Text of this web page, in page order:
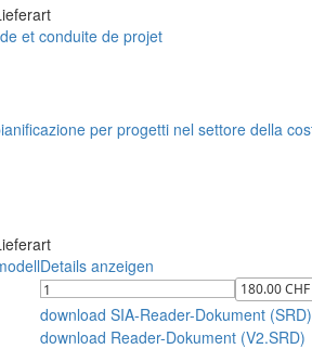
et conduite de projet
per progetti nel settore della
Details anzeigen
download SIA-Reader-Dokument (SRD)
download Reader-Dokument (V2.SRD)